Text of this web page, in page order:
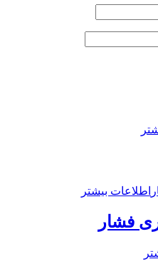
اطلاعات بیشتر
فشار